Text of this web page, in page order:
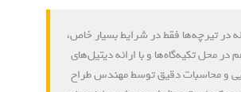
در تیرچه‌ها فقط در شرایط بسیار خاص،
در محل تکیه‌گاه‌ها و با ارائه دیتیل‌های
و محاسبات دقیق توسط مهندس طراح